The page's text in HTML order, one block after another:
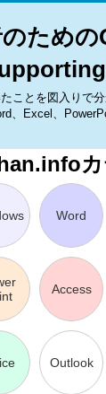
ため
ことを図入りで
、Excel、
Word
Access
Outlook